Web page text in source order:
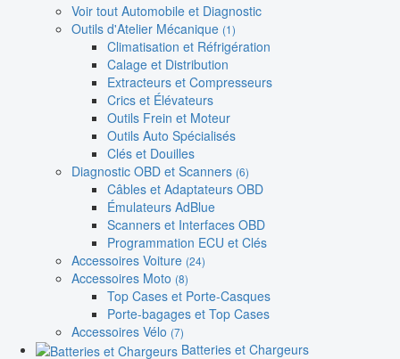
Voir tout Automobile et Diagnostic
Outils d'Atelier Mécanique (1)
Climatisation et Réfrigération
Calage et Distribution
Extracteurs et Compresseurs
Crics et Élévateurs
Outils Frein et Moteur
Outils Auto Spécialisés
Clés et Douilles
Diagnostic OBD et Scanners (6)
Câbles et Adaptateurs OBD
Émulateurs AdBlue
Scanners et Interfaces OBD
Programmation ECU et Clés
Accessoires Voiture (24)
Accessoires Moto (8)
Top Cases et Porte-Casques
Porte-bagages et Top Cases
Accessoires Vélo (7)
Batteries et Chargeurs